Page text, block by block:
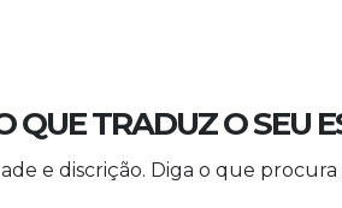
QUE TRADUZ O SEU
e discrição. Diga o que